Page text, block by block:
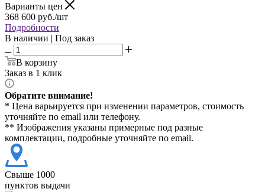
Варианты цен
368 600 руб./шт
Подробности
В наличии | Под заказ
В корзину
Заказ в 1 клик
Обратите внимание!
* Цена варьируется при изменении параметров, стоимость
уточняйте по email или телефону.
** Изображения указаны примерные под разные
комплектации, подробные уточняйте по email.
Свыше 1000
пунктов выдачи